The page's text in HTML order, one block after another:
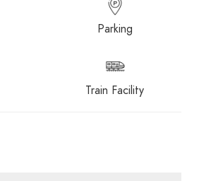
Parking
Train Facility